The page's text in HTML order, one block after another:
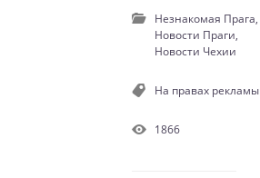
Незнакомая Прага,
Новости Праги,
Новости Чехии
На правах рекламы
1866